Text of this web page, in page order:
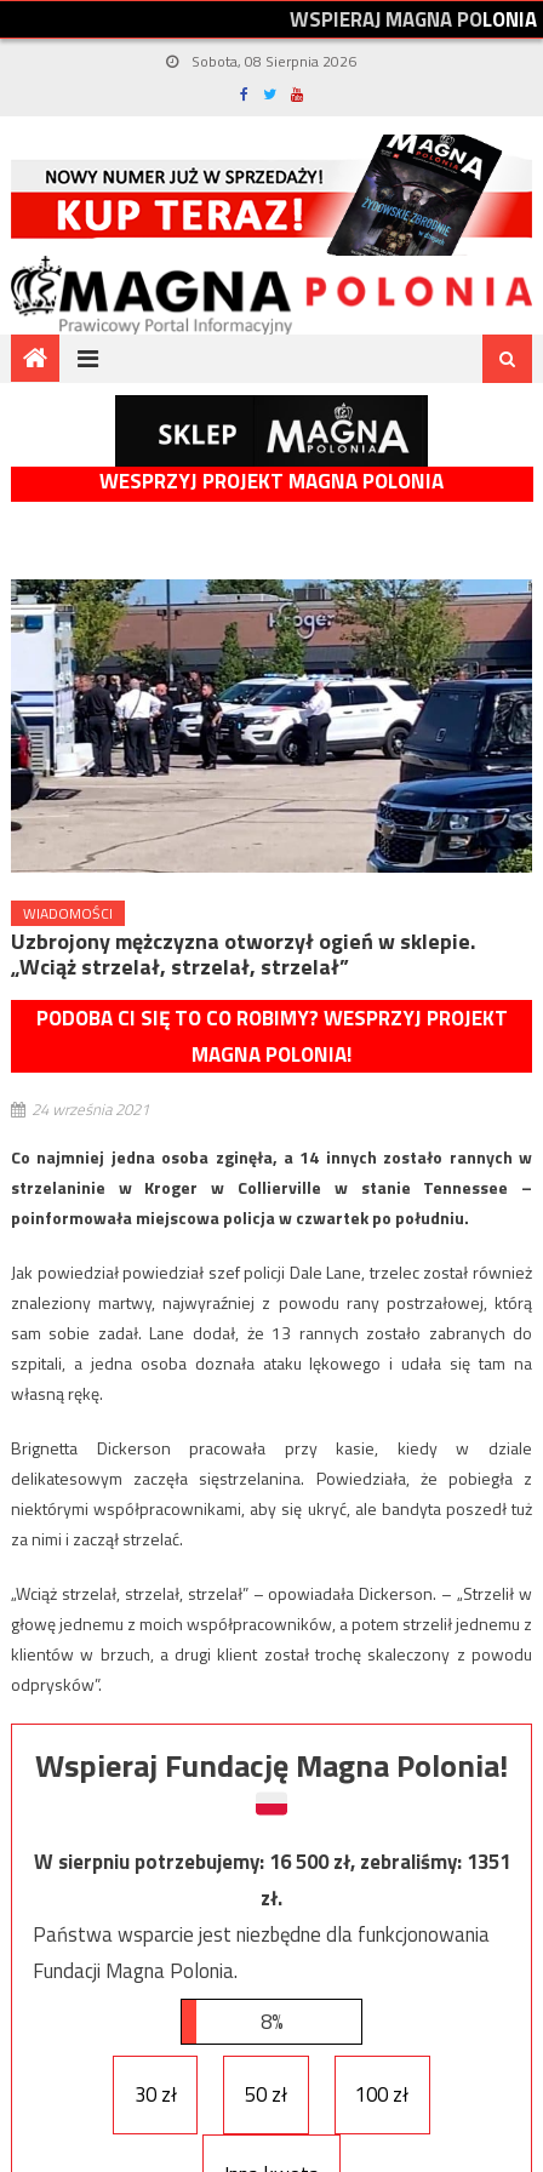
WSPIERAJMAGNAPOLONIA
Sobota, 08 Sierpnia 2026
WESPRZYJ PROJEKT MAGNA POLONIA
WIADOMOŚCI
Uzbrojony mężczyzna otworzył ogień w sklepie.
„Wciąż strzelał, strzelał, strzelał”
PODOBA CI SIĘ TO CO ROBIMY? WESPRZYJ PROJEKT
MAGNA POLONIA!
24 września 2021
Co najmniej jedna osoba zginęła, a 14 innych zostało rannych w
strzelaninie w Kroger w Collierville w stanie Tennessee –
poinformowała miejscowa policja w czwartek po południu.
Jak powiedział powiedział szef policji Dale Lane, trzelec został również
znaleziony martwy, najwyraźniej z powodu rany postrzałowej, którą
sam sobie zadał. Lane dodał, że 13 rannych zostało zabranych do
szpitali, a jedna osoba doznała ataku lękowego i udała się tam na
własną rękę.
Brignetta Dickerson pracowała przy kasie, kiedy w dziale
delikatesowym zaczęła się​​strzelanina. Powiedziała, że pobiegła z
niektórymi współpracownikami, aby się ukryć, ale bandyta poszedł tuż
za nimi i zaczął strzelać.
„Wciąż strzelał, strzelał, strzelał” – opowiadała Dickerson. – „Strzelił w
głowę jednemu z moich współpracowników, a potem strzelił jednemu z
klientów w brzuch, a drugi klient został trochę skaleczony z powodu
odprysków”.
Wspieraj Fundację Magna Polonia!
W sierpniu potrzebujemy:16 500zł, zebraliśmy:1351
zł.
Państwa wsparcie jest niezbędne dla funkcjonowania
Fundacji Magna Polonia.
8%
30 zł 50 zł 100 zł